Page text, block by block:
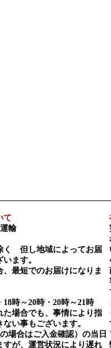
て
輸
く 但し地域によってお届
ます。
最短でのお届けになりま
時～20時・20時～21時
た場合でも、事情により指
い事もございます。
場合はご入金確認）の当日
すが、運営状況により遅れ